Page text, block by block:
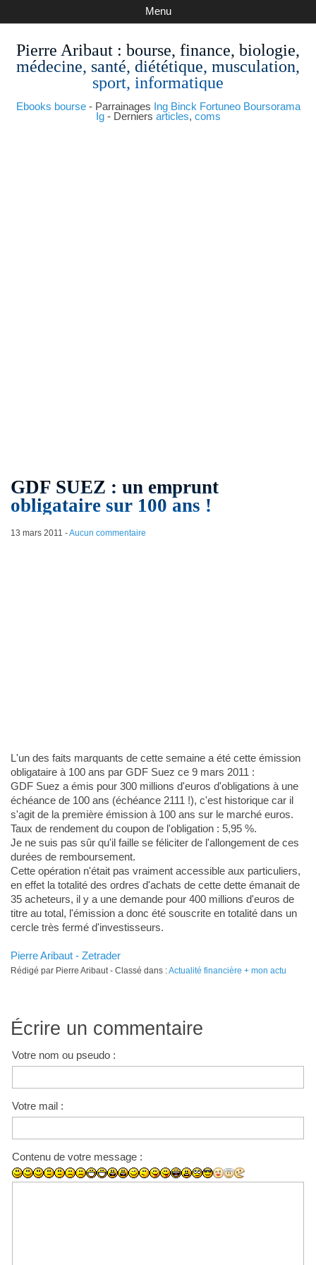
Pierre Aribaut : bourse, finance, biologie,
médecine, santé, diététique, musculation,
sport, informatique
Ebooks bourse- Parrainages Ing Binck Fortuneo Boursorama
Ig- Derniers articles, coms
Menu
GDF SUEZ : un emprunt
obligataire sur 100 ans !
13 mars 2011 -Aucun commentaire
L'un des faits marquants de cette semaine a été cette émission
obligataire à 100 ans par GDF Suez ce 9 mars 2011 :
GDF Suez a émis pour 300 millions d'euros d'obligations à une
échéance de 100 ans (échéance 2111 !), c'est historique car il
s'agit de la première émission à 100 ans sur le marché euros.
Taux de rendement du coupon de l'obligation : 5,95 %.
Je ne suis pas sûr qu'il faille se féliciter de l'allongement de ces
durées de remboursement.
Cette opération n'était pas vraiment accessible aux particuliers,
en effet la totalité des ordres d'achats de cette dette émanait de
35 acheteurs, il y a une demande pour 400 millions d'euros de
titre au total, l'émission a donc été souscrite en totalité dans un
cercle très fermé d'investisseurs.
Pierre Aribaut - Zetrader
Rédigé par Pierre Aribaut - Classé dans :Actualité financière + mon actu
Écrire un commentaire
Votre nom ou pseudo :
Votre mail :
Contenu de votre message :